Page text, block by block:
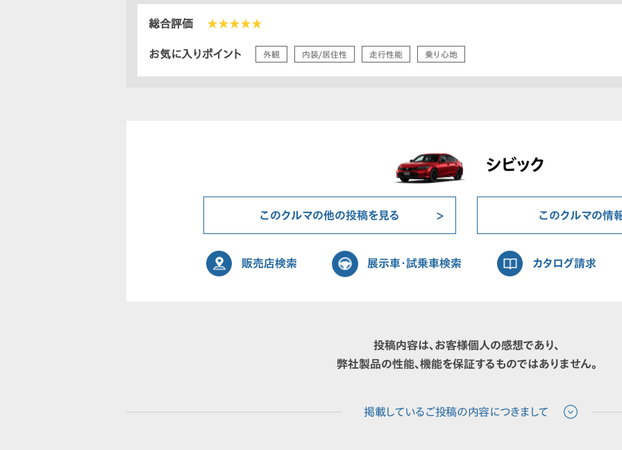
総合評価 ★★★★★
お気に入りポイント 外観 内装/居住性 走行性能 乗り心地
シビック
このクルマの他の投稿を見る このクルマの情
販売店検索 展示車・試乗車検索 カタログ請求
投稿内容は、お客様個人の感想であり、
弊社製品の性能、機能を保証するものではありません。